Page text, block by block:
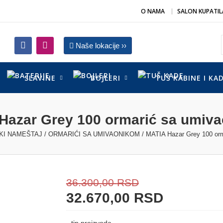
O NAMA SALON
Naše lokacije ››
SLAVINE BOJLERI TUŠ KABINE I
Grey 100 ormarić sa
NAMEŠTAJ / ORMARIĆI SA UMIVAONIKOM / MATIA Hazar Grey 100
36.300,00RSD
32.670,00 RSD